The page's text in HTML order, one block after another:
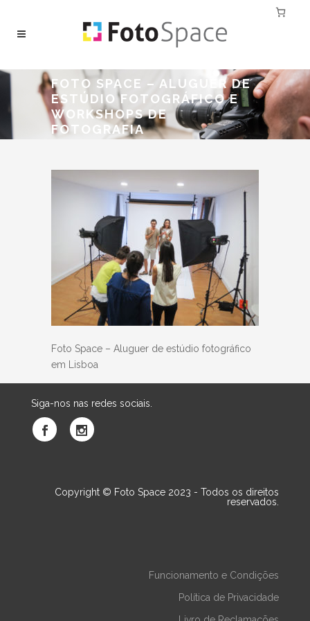
FOTO SPACE – ALUGUER DE
ESTÚDIO FOTOGRÁFICO E
WORKSHOPS DE
FOTOGRAFIA
Foto Space – Aluguer de estúdio fotográfico
em Lisboa
Siga-nos nas redes sociais.
Copyright © Foto Space 2023 - Todos os direitos
reservados.
Funcionamento e Condições
Política de Privacidade